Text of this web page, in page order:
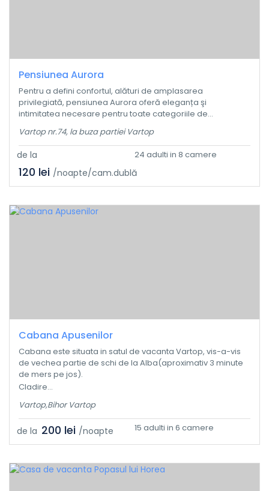
Pensiunea Aurora
Vartop nr.74, la buza partiei Vartop
Pentru a defini confortul, alături de amplasarea
privilegiată, pensiunea Aurora oferă eleganța şi
intimitatea necesare pentru toate categoriile de...
24 adulti in 8 camere
de la
120 lei /noapte/cam.dublă
Cabana Apusenilor
Vartop,Bihor Vartop
Cabana este situata in satul de vacanta Vartop, vis-a-vis
de vechea partie de schi de la Alba(aproximativ 3 minute
de mers pe jos).
Cladire...
15 adulti in 6 camere
de la 200 lei /noapte